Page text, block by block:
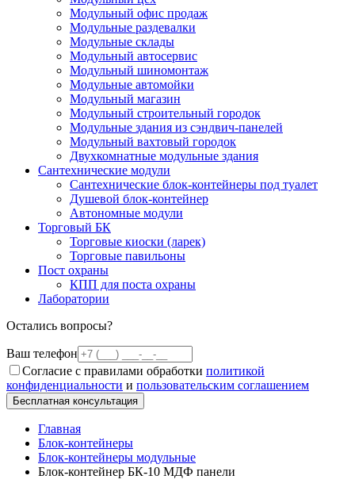
Модульный офис продаж
Модульные раздевалки
Модульные склады
Модульный автосервис
Модульный шиномонтаж
Модульные автомойки
Модульный магазин
Модульный строительный городок
Модульные здания из сэндвич-панелей
Модульный вахтовый городок
Двухкомнатные модульные здания
Сантехнические модули
Сантехнические блок-контейнеры под туалет
Душевой блок-контейнер
Автономные модули
Торговый БК
Торговые киоски (ларек)
Торговые павильоны
Пост охраны
КПП для поста охраны
Лаборатории
Остались вопросы?
Ваш телефон
Согласие с правилами обработки политикой
конфиденциальности и пользовательским соглашением
Бесплатная консультация
Главная
Блок-контейнеры
Блок-контейнеры модульные
Блок-контейнер БК-10 МДФ панели